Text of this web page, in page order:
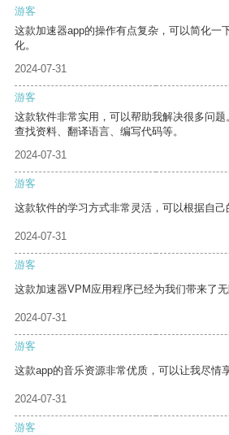
游客
这款加速器app的操作有点复杂，可以简化一
化。
2024-07-31
游客
这款软件非常实用，可以帮助我解决很多问
查找资料、翻译语言、编写代码等。
2024-07-31
游客
这款软件的学习方式非常灵活，可以根据自己
2024-07-31
游客
这款加速器VPM应用程序已经为我们带来了无
2024-07-31
游客
这款app的音乐资源非常优质，可以让我尽情
2024-07-31
游客